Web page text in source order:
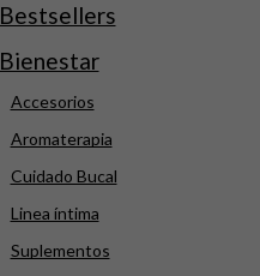
Bestsellers
Bienestar
Accesorios
Aromaterapia
Cuidado Bucal
Linea íntima
Suplementos